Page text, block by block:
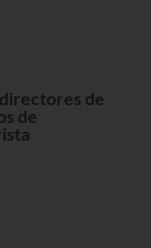
de
de